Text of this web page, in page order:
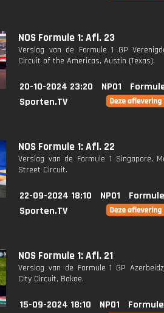
NOS Formule 1: Afl. 23
Verslag van de Formule 1 GP
Circuit of the Americas, Austin (Texas).
20-10-2024 23:20 NPO1
Sporten.TV
NOS Formule 1: Afl. 22
Verslag van de Formule 1 Singapore,
Street Circuit.
22-09-2024 18:10 NPO1
Sporten.TV
NOS Formule 1: Afl. 21
Verslag van de Formule 1 GP
City Circuit, Bakoe.
15-09-2024 18:10 NPO1